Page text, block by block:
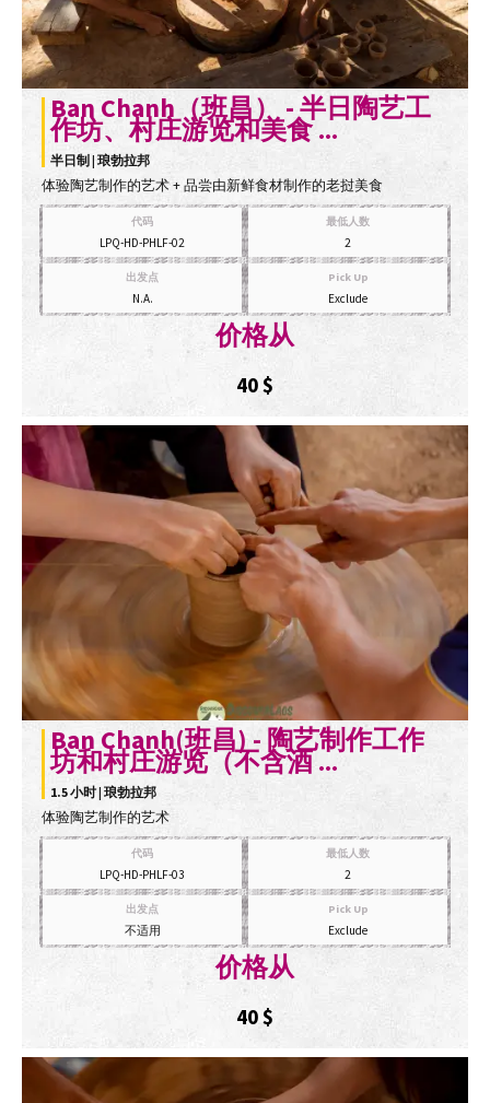
Ban Chanh（班昌） - 半日陶艺工
作坊、村庄游览和美食 ...
半日制 | 琅勃拉邦
体验陶艺制作的艺术 + 品尝由新鲜食材制作的老挝美食
代码
LPQ-HD-PHLF-02
最低人数
2
出发点
N.A.
Pick Up
Exclude
价格从
40$
Ban Chanh(班昌) - 陶艺制作工作
坊和村庄游览（不含酒 ...
1.5 小时 | 琅勃拉邦
体验陶艺制作的艺术
代码
LPQ-HD-PHLF-03
最低人数
2
出发点
不适用
Pick Up
Exclude
价格从
40$